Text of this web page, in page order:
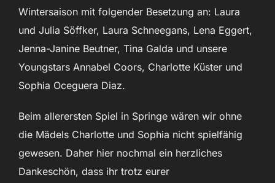
Wintersaison mit folgender Besetzung an: Laura
und Julia Söffker, Laura Schneegans, Lena Eggert,
Jenna-Janine Beutner, Tina Galda und unsere
Youngstars Annabel Coors, Charlotte Küster und
Sophia Oceguera Diaz.
Beim allerersten Spiel in Springe wären wir ohne
die Mädels Charlotte und Sophia nicht spielfähig
gewesen. Daher hier nochmal ein herzliches
Dankeschön, dass ihr trotz eurer